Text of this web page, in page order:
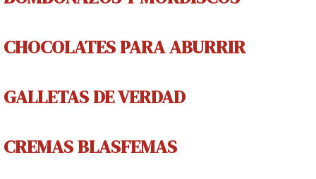
CHOCOLATES PARA ABURRIR
GALLETAS DE VERDAD
CREMASBLASFEMAS